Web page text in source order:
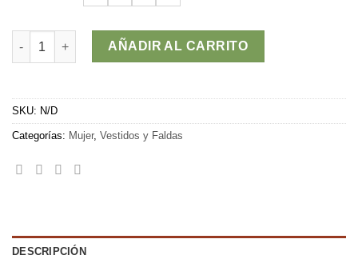
Falda PRAIA cantidad
AÑADIR AL CARRITO
SKU: N/D
Categorías: Mujer, Vestidos y Faldas
DESCRIPCIÓN